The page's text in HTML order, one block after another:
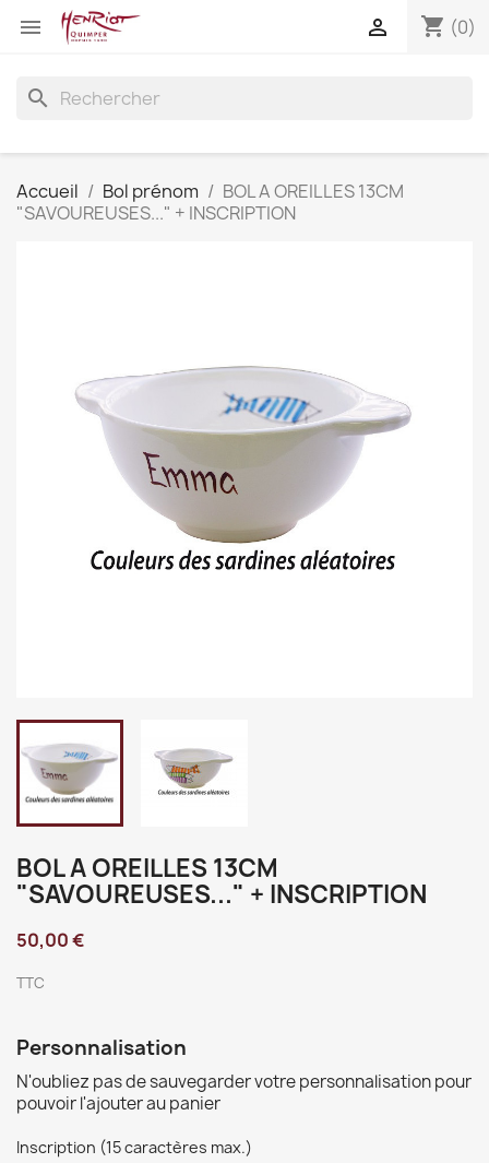
 shopping_cart (0)

search
Accueil Bol prénom
BOL A OREILLES 13CM
"SAVOUREUSES..." + INSCRIPTION
BOL A OREILLES 13CM
"SAVOUREUSES..." + INSCRIPTION
50,00 €
TTC
Personnalisation
N'oubliez pas de sauvegarder votre personnalisation pour
pouvoir l'ajouter au panier
Inscription (15 caractères max.)